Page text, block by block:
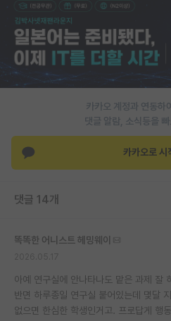
인문사회 계열 게시판
특수/전문대학원 게시판
반도체/AI 게시판
장학금/장학생 게시판
학술 정보 게시판
이벤트
재팬라운지 🌸
카카오 계정과 연동하
댓글 알람, 소식등을
카카오로 시
댓글 14개
똑똑한 어니스트 헤밍웨이
아예 연구실에 안나타나도 맡은 과제 잘
반면 하루종일 연구실 붙어있는데 몇달
없으면 한심한 학생인거고. 프로답게 행